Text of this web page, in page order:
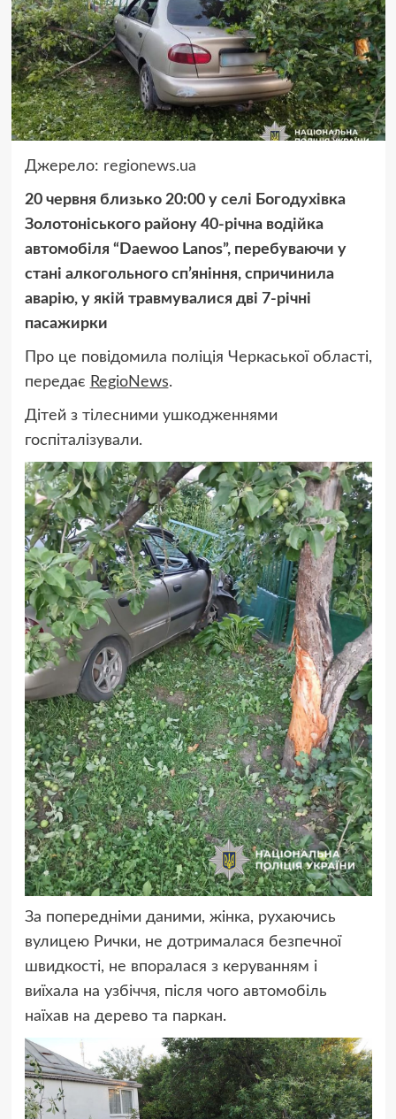
Джерело: regionews.ua
20 червня близько 20:00 у селі Богодухівка
Золотоніського району 40-річна водійка
автомобіля “Daewoo Lanos”, перебуваючи у
стані алкогольного сп’яніння, спричинила
аварію, у якій травмувалися дві 7-річні
пасажирки
Про це повідомила поліція Черкаської області,
передає RegioNews.
Дітей з тілесними ушкодженнями
госпіталізували.
За попередніми даними, жінка, рухаючись
вулицею Рички, не дотрималася безпечної
швидкості, не впоралася з керуванням і
виїхала на узбіччя, після чого автомобіль
наїхав на дерево та паркан.